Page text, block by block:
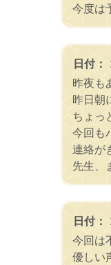
今度は
日付：
昨夜も
昨日朝
ちょっ
今回も
連絡が
先生、
日付：
今回は
優しい